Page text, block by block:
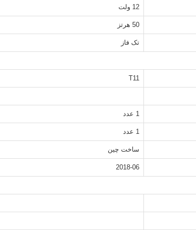
12 ولت
50 هرتز
تک فاز
T11
1 عدد
1 عدد
ساخت چین
2018-06